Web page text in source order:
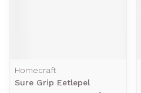
Homecraft
Sure Grip Eetlepel